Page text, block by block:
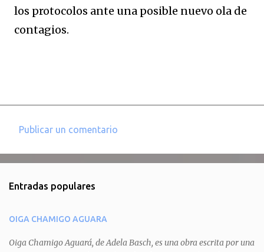
los protocolos ante una posible nuevo ola de
contagios.
e
t
a
Publicar un comentario
Entradas populares
OIGA CHAMIGO AGUARA
Oiga Chamigo Aguará, de Adela Basch, es una obra escrita por una